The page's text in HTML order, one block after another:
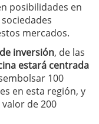
posibilidades en
mercados.
inversión, de las
estará centrada
100
en esta región, y
de 200